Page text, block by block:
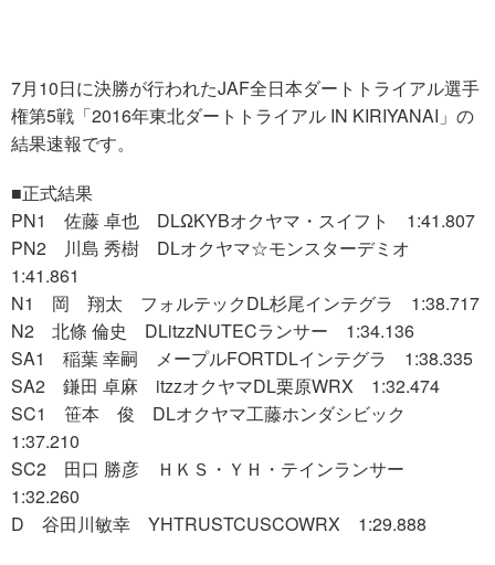
7月10日に決勝が行われたJAF全日本ダートトライアル選手
権第5戦「2016年東北ダートトライアル IN KIRIYANAI」の
結果速報です。
■正式結果
PN1 佐藤 卓也 DLΩKYBオクヤマ・スイフト 1:41.807
PN2 川島 秀樹 DLオクヤマ☆モンスターデミオ
1:41.861
N1 岡 翔太 フォルテックDL杉尾インテグラ 1:38.717
N2 北條 倫史 DLitzzNUTECランサー 1:34.136
SA1 稲葉 幸嗣 メープルFORTDLインテグラ 1:38.335
SA2 鎌田 卓麻 itzzオクヤマDL栗原WRX 1:32.474
SC1 笹本 俊 DLオクヤマ工藤ホンダシビック
1:37.210
SC2 田口 勝彦 ＨＫＳ・ＹＨ・テインランサー
1:32.260
D 谷田川敏幸 YHTRUSTCUSCOWRX 1:29.888